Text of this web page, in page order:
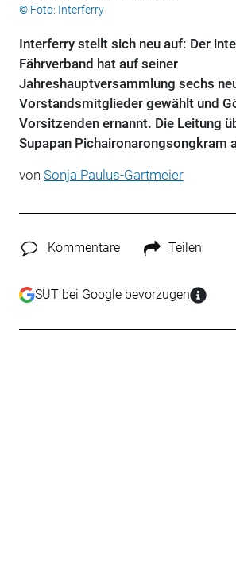
© Foto: Interferry
Interferry stellt sich neu auf: Der
Fährverband hat auf seiner
Jahreshauptversammlung sechs
Vorstandsmitglieder gewählt und
Vorsitzenden ernannt. Die Leitung
Supapan Pichaironarongsongkram
von Sonja Paulus-Gartmeier
Kommentare Teilen
SUT bei Google bevorzugen